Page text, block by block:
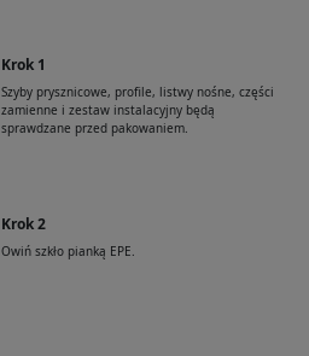
Krok 1
Szyby prysznicowe, profile, listwy nośne, części
zamienne i zestaw instalacyjny będą
sprawdzane przed pakowaniem.
Krok 2
Owiń szkło pianką EPE.